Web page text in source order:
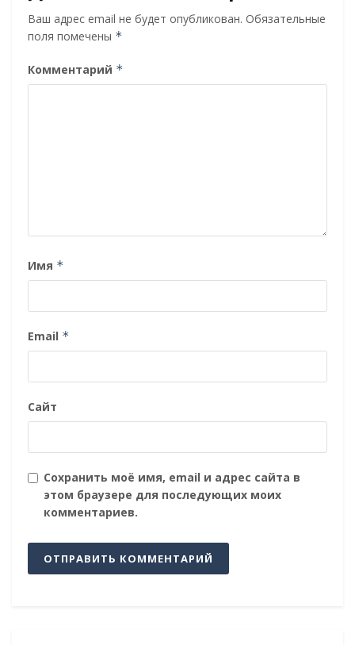
Ваш адрес email не будет опубликован. Обязательные
поля помечены *
Комментарий *
Имя *
Email *
Сайт
Сохранить моё имя, email и адрес сайта в
этом браузере для последующих моих
комментариев.